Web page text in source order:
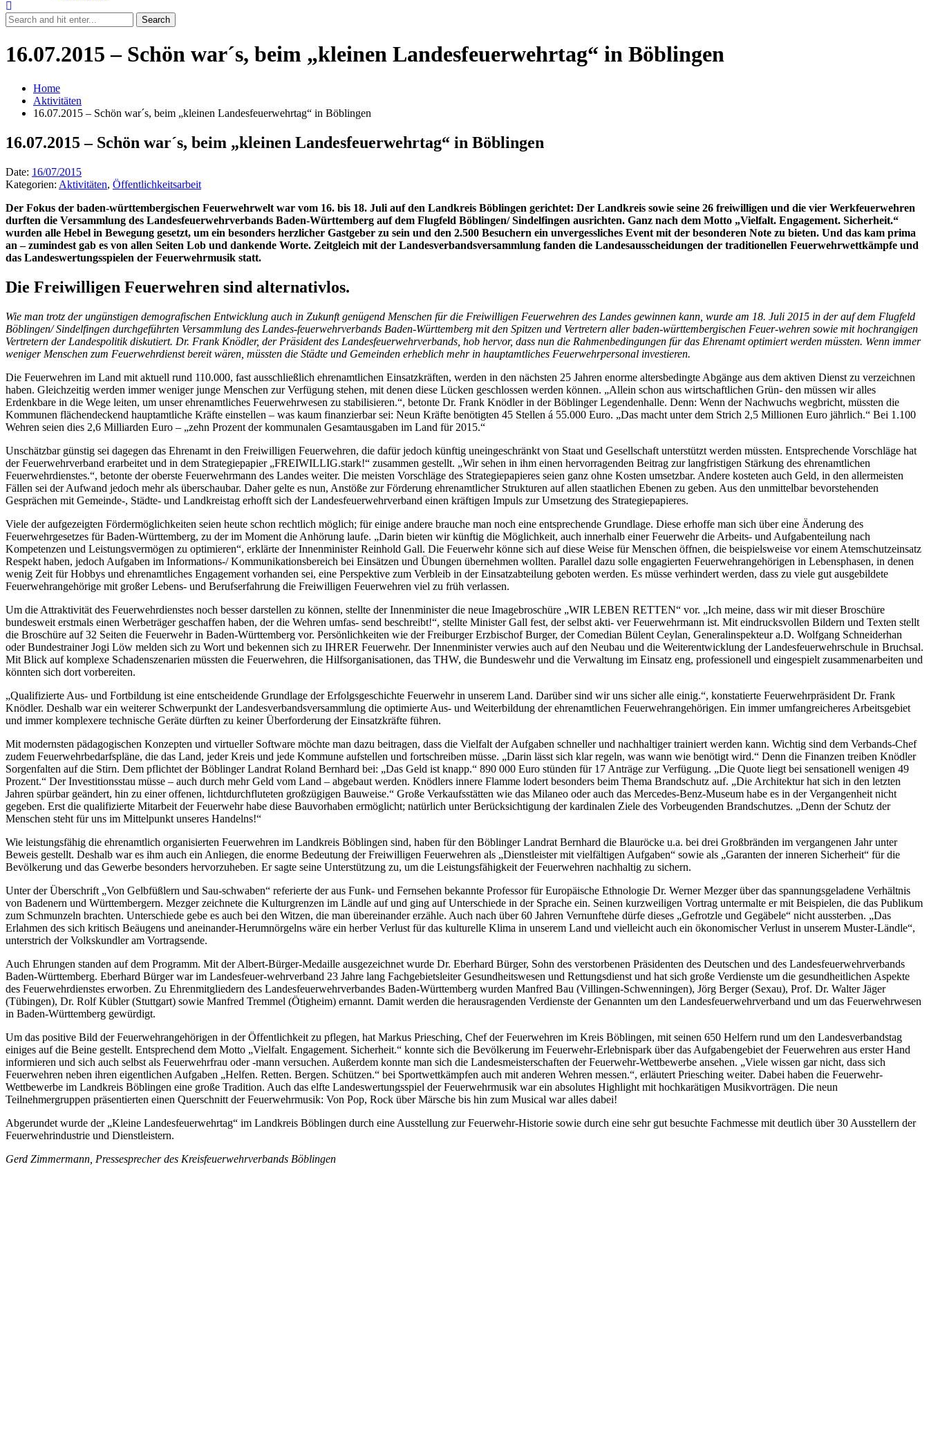
16.07.2015 – Schön war´s, beim „kleinen Landesfeuerwehrtag“ in Böblingen
Home
Aktivitäten
16.07.2015 – Schön war´s, beim „kleinen Landesfeuerwehrtag“ in Böblingen
16.07.2015 – Schön war´s, beim „kleinen Landesfeuerwehrtag“ in Böblingen
Date: 16/07/2015
Kategorien: Aktivitäten, Öffentlichkeitsarbeit
Der Fokus der baden-württembergischen Feuerwehrwelt war vom 16. bis 18. Juli auf den Landkreis Böblingen gerichtet: Der Landkreis sowie seine 26 freiwilligen und die vier Werkfeuerwehren
durften die Versammlung des Landesfeuerwehrverbands Baden-Württemberg auf dem Flugfeld Böblingen/ Sindelfingen ausrichten. Ganz nach dem Motto „Vielfalt. Engagement. Sicherheit.“
wurden alle Hebel in Bewegung gesetzt, um ein besonders herzlicher Gastgeber zu sein und den 2.500 Besuchern ein unvergessliches Event mit der besonderen Note zu bieten. Und das kam prima
an – zumindest gab es von allen Seiten Lob und dankende Worte. Zeitgleich mit der Landesverbandsversammlung fanden die Landesausscheidungen der traditionellen Feuerwehrwettkämpfe und
das Landeswertungsspielen der Feuerwehrmusik statt.
Die Freiwilligen Feuerwehren sind alternativlos.
Wie man trotz der ungünstigen demografischen Entwicklung auch in Zukunft genügend Menschen für die Freiwilligen Feuerwehren des Landes gewinnen kann, wurde am 18. Juli 2015 in der auf dem Flugfeld
Böblingen/ Sindelfingen durchgeführten Versammlung des Landes-feuerwehrverbands Baden-Württemberg mit den Spitzen und Vertretern aller baden-württembergischen Feuer-wehren sowie mit hochrangigen
Vertretern der Landespolitik diskutiert. Dr. Frank Knödler, der Präsident des Landesfeuerwehrverbands, hob hervor, dass nun die Rahmenbedingungen für das Ehrenamt optimiert werden müssten. Wenn immer
weniger Menschen zum Feuerwehrdienst bereit wären, müssten die Städte und Gemeinden erheblich mehr in hauptamtliches Feuerwehrpersonal investieren.
Die Feuerwehren im Land mit aktuell rund 110.000, fast ausschließlich ehrenamtlichen Einsatzkräften, werden in den nächsten 25 Jahren enorme altersbedingte Abgänge aus dem aktiven Dienst zu verzeichnen
haben. Gleichzeitig werden immer weniger junge Menschen zur Verfügung stehen, mit denen diese Lücken geschlossen werden können. „Allein schon aus wirtschaftlichen Grün- den müssen wir alles
Erdenkbare in die Wege leiten, um unser ehrenamtliches Feuerwehrwesen zu stabilisieren.“, betonte Dr. Frank Knödler in der Böblinger Legendenhalle. Denn: Wenn der Nachwuchs wegbricht, müssten die
Kommunen flächendeckend hauptamtliche Kräfte einstellen – was kaum finanzierbar sei: Neun Kräfte benötigten 45 Stellen á 55.000 Euro. „Das macht unter dem Strich 2,5 Millionen Euro jährlich.“ Bei 1.100
Wehren seien dies 2,6 Milliarden Euro – „zehn Prozent der kommunalen Gesamtausgaben im Land für 2015.“
Unschätzbar günstig sei dagegen das Ehrenamt in den Freiwilligen Feuerwehren, die dafür jedoch künftig uneingeschränkt von Staat und Gesellschaft unterstützt werden müssten. Entsprechende Vorschläge hat
der Feuerwehrverband erarbeitet und in dem Strategiepapier „FREIWILLIG.stark!“ zusammen gestellt. „Wir sehen in ihm einen hervorragenden Beitrag zur langfristigen Stärkung des ehrenamtlichen
Feuerwehrdienstes.“, betonte der oberste Feuerwehrmann des Landes weiter. Die meisten Vorschläge des Strategiepapieres seien ganz ohne Kosten umsetzbar. Andere kosteten auch Geld, in den allermeisten
Fällen sei der Aufwand jedoch mehr als überschaubar. Daher gelte es nun, Anstöße zur Förderung ehrenamtlicher Strukturen auf allen staatlichen Ebenen zu geben. Aus den unmittelbar bevorstehenden
Gesprächen mit Gemeinde-, Städte- und Landkreistag erhofft sich der Landesfeuerwehrverband einen kräftigen Impuls zur Umsetzung des Strategiepapieres.
Viele der aufgezeigten Fördermöglichkeiten seien heute schon rechtlich möglich; für einige andere brauche man noch eine entsprechende Grundlage. Diese erhoffe man sich über eine Änderung des
Feuerwehrgesetzes für Baden-Württemberg, zu der im Moment die Anhörung laufe. „Darin bieten wir künftig die Möglichkeit, auch innerhalb einer Feuerwehr die Arbeits- und Aufgabenteilung nach
Kompetenzen und Leistungsvermögen zu optimieren“, erklärte der Innenminister Reinhold Gall. Die Feuerwehr könne sich auf diese Weise für Menschen öffnen, die beispielsweise vor einem Atemschutzeinsatz
Respekt haben, jedoch Aufgaben im Informations-/ Kommunikationsbereich bei Einsätzen und Übungen übernehmen wollten. Parallel dazu solle engagierten Feuerwehrangehörigen in Lebensphasen, in denen
wenig Zeit für Hobbys und ehrenamtliches Engagement vorhanden sei, eine Perspektive zum Verbleib in der Einsatzabteilung geboten werden. Es müsse verhindert werden, dass zu viele gut ausgebildete
Feuerwehrangehörige mit großer Lebens- und Berufserfahrung die Freiwilligen Feuerwehren viel zu früh verlassen.
Um die Attraktivität des Feuerwehrdienstes noch besser darstellen zu können, stellte der Innenminister die neue Imagebroschüre „WIR LEBEN RETTEN“ vor. „Ich meine, dass wir mit dieser Broschüre
bundesweit erstmals einen Werbeträger geschaffen haben, der die Wehren umfas- send beschreibt!“, stellte Minister Gall fest, der selbst akti- ver Feuerwehrmann ist. Mit eindrucksvollen Bildern und Texten stellt
die Broschüre auf 32 Seiten die Feuerwehr in Baden-Württemberg vor. Persönlichkeiten wie der Freiburger Erzbischof Burger, der Comedian Bülent Ceylan, Generalinspekteur a.D. Wolfgang Schneiderhan
oder Bundestrainer Jogi Löw melden sich zu Wort und bekennen sich zu IHRER Feuerwehr. Der Innenminister verwies auch auf den Neubau und die Weiterentwicklung der Landesfeuerwehrschule in Bruchsal.
Mit Blick auf komplexe Schadenszenarien müssten die Feuerwehren, die Hilfsorganisationen, das THW, die Bundeswehr und die Verwaltung im Einsatz eng, professionell und eingespielt zusammenarbeiten und
könnten sich dort vorbereiten.
„Qualifizierte Aus- und Fortbildung ist eine entscheidende Grundlage der Erfolgsgeschichte Feuerwehr in unserem Land. Darüber sind wir uns sicher alle einig.“, konstatierte Feuerwehrpräsident Dr. Frank
Knödler. Deshalb war ein weiterer Schwerpunkt der Landesverbandsversammlung die optimierte Aus- und Weiterbildung der ehrenamtlichen Feuerwehrangehörigen. Ein immer umfangreicheres Arbeitsgebiet
und immer komplexere technische Geräte dürften zu keiner Überforderung der Einsatzkräfte führen.
Mit modernsten pädagogischen Konzepten und virtueller Software möchte man dazu beitragen, dass die Vielfalt der Aufgaben schneller und nachhaltiger trainiert werden kann. Wichtig sind dem Verbands-Chef
zudem Feuerwehrbedarfspläne, die das Land, jeder Kreis und jede Kommune aufstellen und fortschreiben müsse. „Darin lässt sich klar regeln, was wann wie benötigt wird.“ Denn die Finanzen treiben Knödler
Sorgenfalten auf die Stirn. Dem pflichtet der Böblinger Landrat Roland Bernhard bei: „Das Geld ist knapp.“ 890 000 Euro stünden für 17 Anträge zur Verfügung. „Die Quote liegt bei sensationell wenigen 49
Prozent.“ Der Investitionsstau müsse – auch durch mehr Geld vom Land – abgebaut werden. Knödlers innere Flamme lodert besonders beim Thema Brandschutz auf. „Die Architektur hat sich in den letzten
Jahren spürbar geändert, hin zu einer offenen, lichtdurchfluteten großzügigen Bauweise.“ Große Verkaufsstätten wie das Milaneo oder auch das Mercedes-Benz-Museum habe es in der Vergangenheit nicht
gegeben. Erst die qualifizierte Mitarbeit der Feuerwehr habe diese Bauvorhaben ermöglicht; natürlich unter Berücksichtigung der kardinalen Ziele des Vorbeugenden Brandschutzes. „Denn der Schutz der
Menschen steht für uns im Mittelpunkt unseres Handelns!“
Wie leistungsfähig die ehrenamtlich organisierten Feuerwehren im Landkreis Böblingen sind, haben für den Böblinger Landrat Bernhard die Blauröcke u.a. bei drei Großbränden im vergangenen Jahr unter
Beweis gestellt. Deshalb war es ihm auch ein Anliegen, die enorme Bedeutung der Freiwilligen Feuerwehren als „Dienstleister mit vielfältigen Aufgaben“ sowie als „Garanten der inneren Sicherheit“ für die
Bevölkerung und das Gewerbe besonders hervorzuheben. Er sagte seine Unterstützung zu, um die Leistungsfähigkeit der Feuerwehren nachhaltig zu sichern.
Unter der Überschrift „Von Gelbfüßlern und Sau-schwaben“ referierte der aus Funk- und Fernsehen bekannte Professor für Europäische Ethnologie Dr. Werner Mezger über das spannungsgeladene Verhältnis
von Badenern und Württembergern. Mezger zeichnete die Kulturgrenzen im Ländle auf und ging auf Unterschiede in der Sprache ein. Seinen kurzweiligen Vortrag untermalte er mit Beispielen, die das Publikum
zum Schmunzeln brachten. Unterschiede gebe es auch bei den Witzen, die man übereinander erzähle. Auch nach über 60 Jahren Vernunftehe dürfe dieses „Gefrotzle und Gegäbele“ nicht aussterben. „Das
Erlahmen des sich kritisch Beäugens und aneinander-Herumnörgelns wäre ein herber Verlust für das kulturelle Klima in unserem Land und vielleicht auch ein ökonomischer Verlust in unserem Muster-Ländle“,
unterstrich der Volkskundler am Vortragsende.
Auch Ehrungen standen auf dem Programm. Mit der Albert-Bürger-Medaille ausgezeichnet wurde Dr. Eberhard Bürger, Sohn des verstorbenen Präsidenten des Deutschen und des Landesfeuerwehrverbands
Baden-Württemberg. Eberhard Bürger war im Landesfeuer-wehrverband 23 Jahre lang Fachgebietsleiter Gesundheitswesen und Rettungsdienst und hat sich große Verdienste um die gesundheitlichen Aspekte
des Feuerwehrdienstes erworben. Zu Ehrenmitgliedern des Landesfeuerwehrverbandes Baden-Württemberg wurden Manfred Bau (Villingen-Schwenningen), Jörg Berger (Sexau), Prof. Dr. Walter Jäger
(Tübingen), Dr. Rolf Kübler (Stuttgart) sowie Manfred Tremmel (Ötigheim) ernannt. Damit werden die herausragenden Verdienste der Genannten um den Landesfeuerwehrverband und um das Feuerwehrwesen
in Baden-Württemberg gewürdigt.
Um das positive Bild der Feuerwehrangehörigen in der Öffentlichkeit zu pflegen, hat Markus Priesching, Chef der Feuerwehren im Kreis Böblingen, mit seinen 650 Helfern rund um den Landesverbandstag
einiges auf die Beine gestellt. Entsprechend dem Motto „Vielfalt. Engagement. Sicherheit.“ konnte sich die Bevölkerung im Feuerwehr-Erlebnispark über das Aufgabengebiet der Feuerwehren aus erster Hand
informieren und sich auch selbst als Feuerwehrfrau oder -mann versuchen. Außerdem konnte man sich die Landesmeisterschaften der Feuerwehr-Wettbewerbe ansehen. „Viele wissen gar nicht, dass sich
Feuerwehren neben ihren eigentlichen Aufgaben „Helfen. Retten. Bergen. Schützen.“ bei Sportwettkämpfen auch mit anderen Wehren messen.“, erläutert Priesching weiter. Dabei haben die Feuerwehr-
Wettbewerbe im Landkreis Böblingen eine große Tradition. Auch das elfte Landeswertungsspiel der Feuerwehrmusik war ein absolutes Highlight mit hochkarätigen Musikvorträgen. Die neun
Teilnehmergruppen präsentierten einen Querschnitt der Feuerwehrmusik: Von Pop, Rock über Märsche bis hin zum Musical war alles dabei!
Abgerundet wurde der „Kleine Landesfeuerwehrtag“ im Landkreis Böblingen durch eine Ausstellung zur Feuerwehr-Historie sowie durch eine sehr gut besuchte Fachmesse mit deutlich über 30 Ausstellern der
Feuerwehrindustrie und Dienstleistern.
Gerd Zimmermann, Pressesprecher des Kreisfeuerwehrverbands Böblingen